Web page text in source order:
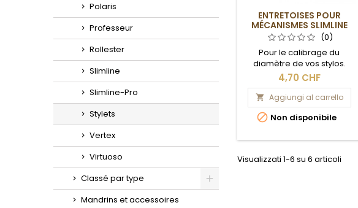
Polaris
Professeur
Rollester
Slimline
Slimline-Pro
Stylets
Vertex
Virtuoso
Classé par type
Mandrins et accessoires
ENTRETOISES POUR
MÉCANISMES SLIMLINE
(0)
Pour le calibrage du
diamètre de vos stylos.
4,70 CHF
 Aggiungi al carrello
 Non disponibile
Visualizzati 1-6 su 6 articoli